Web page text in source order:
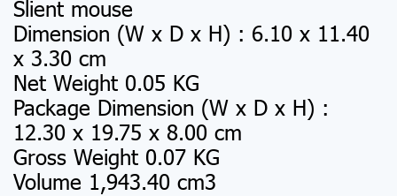
Slient mouse
Dimension (W x D x H) : 6.10 x 11.40
x 3.30 cm
Net Weight 0.05 KG
Package Dimension (W x D x H) :
12.30 x 19.75 x 8.00 cm
Gross Weight 0.07 KG
Volume 1,943.40 cm3